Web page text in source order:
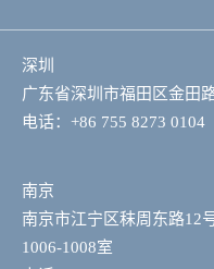
深圳
广东省深圳市福田区金田
电话：+86 755 8273 0104
南京
南京市江宁区秣周东路12
1006-1008室